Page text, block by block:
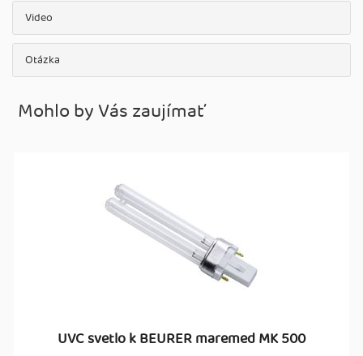
Video
Otázka
Mohlo by Vás zaujímať
UVC svetlo k BEURER maremed MK 500